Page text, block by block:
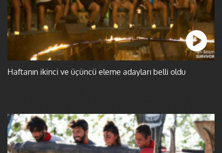
Haftanın ikinci ve üçüncü eleme adayları belli oldu